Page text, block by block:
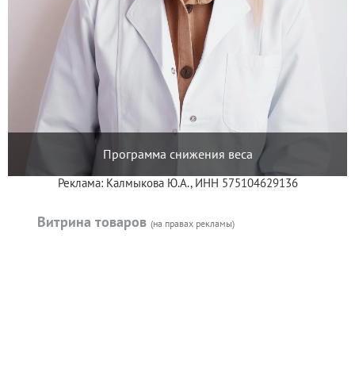
Программа снижения веса
Реклама: Калмыкова Ю.А., ИНН 575104629136
Витрина товаров (на правах рекламы)